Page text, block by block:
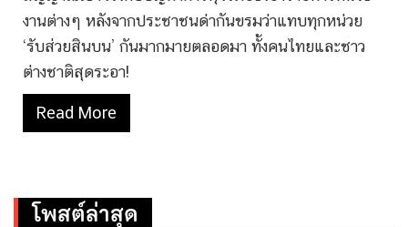
งานต่างๆ หลังจากประชาชนด่ากันขรมว่าแทบทุกหน่วย
‘รับส่วยสินบน’ กันมากมายตลอดมา ทั้งคนไทยและชาว
ต่างชาติสุดระอา!
Read More
โพสต์ล่าสุด